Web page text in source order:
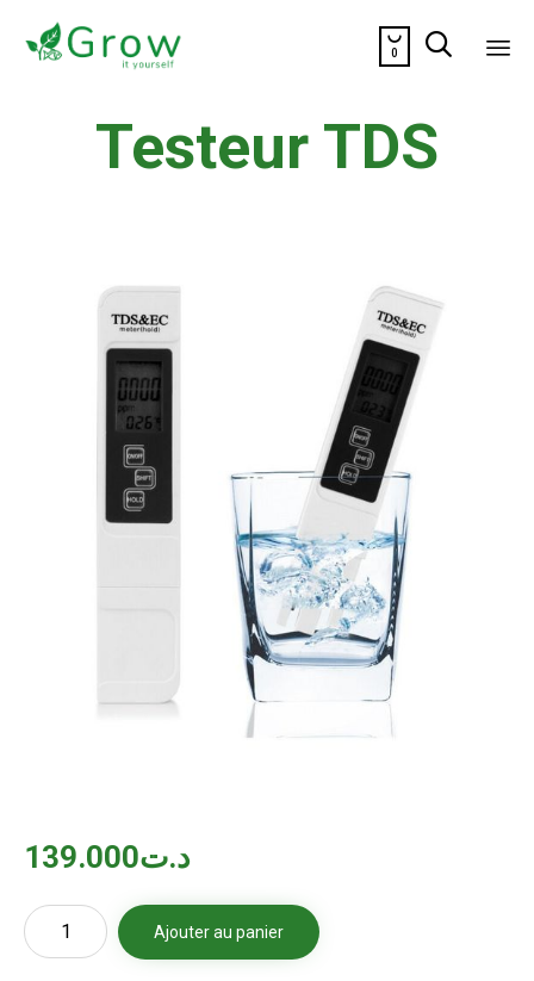

0 
Testeur TDS
د.ت139.000
quantité
de
Testeur
Ajouter au panier